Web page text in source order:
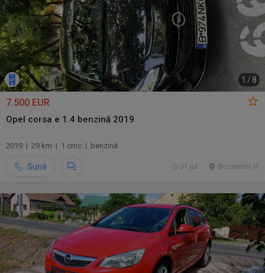
1 / 8
7.500 EUR
Opel corsa e 1.4 benzină 2019
2019 | 29 km | 1 cmc | benzină
Sună Bucuresti, IF
31 jul.